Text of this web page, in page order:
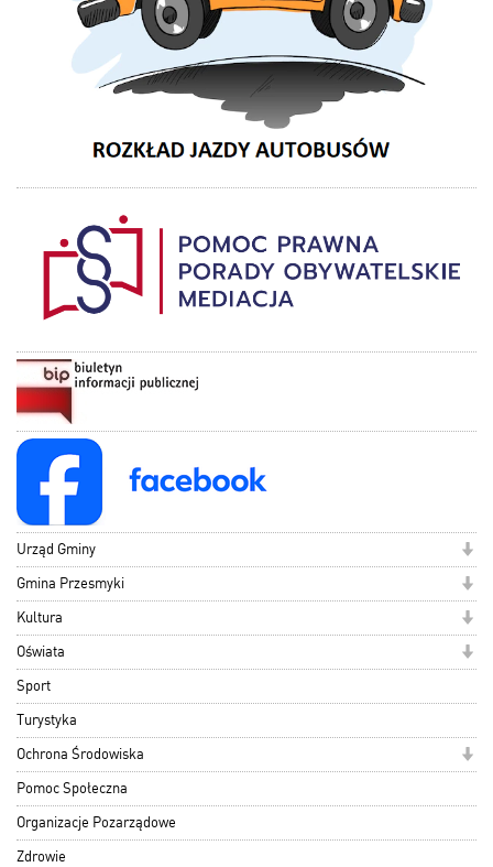
Urząd Gminy
Gmina Przesmyki
Kultura
Oświata
Sport
Turystyka
Ochrona Środowiska
Pomoc Społeczna
Organizacje Pozarządowe
Zdrowie